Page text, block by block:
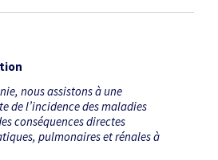
nous assistons à une
de l’incidence des maladies
conséquences directes
­pulmonaires et rénales à